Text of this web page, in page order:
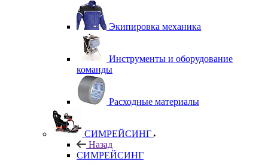
Экипировка механика
Инструменты и оборудование
команды
Расходные материалы
СИМРЕЙСИНГ
Назад
СИМРЕЙСИНГ